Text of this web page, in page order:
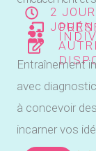
2
Entraînement
avec
à concevoir
incarner vos